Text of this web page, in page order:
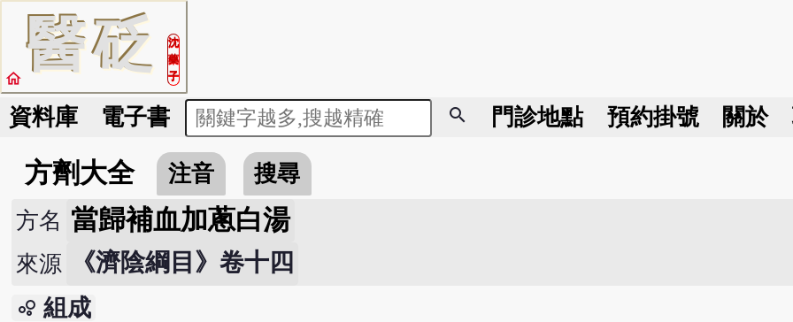
醫砭
沈
藥
子
home
資料庫 電子書 search 門診地點 預約掛號 關於
方劑大全 注音
搜尋
方名 當歸補血加蔥白湯
來源 《濟陰綱目》卷十四
bubble_chart 組成